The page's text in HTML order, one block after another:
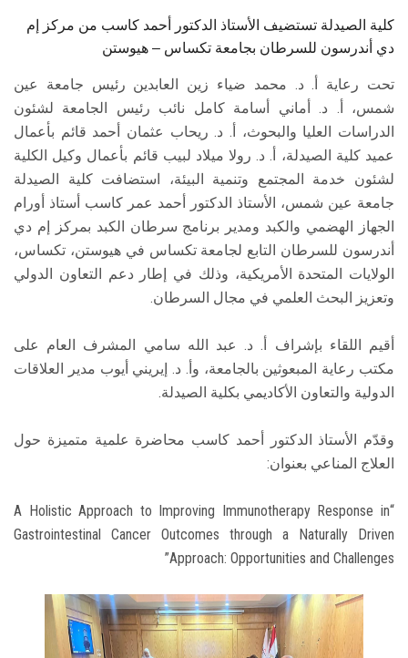
كلية الصيدلة تستضيف الأستاذ الدكتور أحمد كاسب من مركز إم
دي أندرسون للسرطان بجامعة تكساس – هيوستن
تحت رعاية أ. د. محمد ضياء زين العابدين رئيس جامعة عين
شمس، أ. د. أماني أسامة كامل نائب رئيس الجامعة لشئون
الدراسات العليا والبحوث، أ. د. ريحاب عثمان أحمد قائم بأعمال
عميد كلية الصيدلة، أ. د. رولا ميلاد لبيب قائم بأعمال وكيل الكلية
لشئون خدمة المجتمع وتنمية البيئة، استضافت كلية الصيدلة
جامعة عين شمس، الأستاذ الدكتور أحمد عمر كاسب أستاذ أورام
الجهاز الهضمي والكبد ومدير برنامج سرطان الكبد بمركز إم دي
أندرسون للسرطان التابع لجامعة تكساس في هيوستن، تكساس،
الولايات المتحدة الأمريكية، وذلك في إطار دعم التعاون الدولي
وتعزيز البحث العلمي في مجال السرطان.
أقيم اللقاء بإشراف أ. د. عبد الله سامي المشرف العام على
مكتب رعاية المبعوثين بالجامعة، وأ. د. إيريني أيوب مدير العلاقات
الدولية والتعاون الأكاديمي بكلية الصيدلة.
وقدّم الأستاذ الدكتور أحمد كاسب محاضرة علمية متميزة حول
العلاج المناعي بعنوان:
“A Holistic Approach to Improving Immunotherapy Response in
Gastrointestinal Cancer Outcomes through a Naturally Driven
Approach: Opportunities and Challenges”